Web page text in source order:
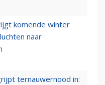
komende winter
naar
ternauwernood in: